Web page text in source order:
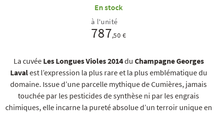
NOS COFFRETS DÉCOUVERTES NOS MEILLEURES VENTES NOS
En stock
La cuvée Les Longues Violes 2014du Champagne Georges
Lavalest l’expression la plus rare et la plus emblématique du
domaine. Issue d’une parcelle mythique de Cumières, jamais
touchée par les pesticides de synthèse ni par les engrais
chimiques, elle incarne la pureté absolue d’un terroir unique en
à l'unité
787,50 €